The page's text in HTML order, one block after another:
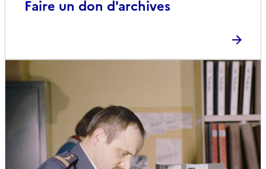
Faire un don d'archives